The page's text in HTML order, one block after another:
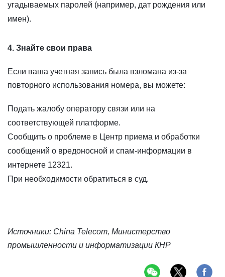
угадываемых паролей (например, дат рождения или
имен).
4. Знайте свои права
Если ваша учетная запись была взломана из-за
повторного использования номера, вы можете:
Подать жалобу оператору связи или на
соответствующей платформе.
Сообщить о проблеме в Центр приема и обработки
сообщений о вредоносной и спам-информации в
интернете 12321.
При необходимости обратиться в суд.
Источники: China Telecom, Министерство
промышленности и информатизации КНР